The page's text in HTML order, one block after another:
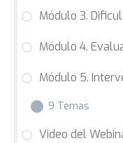
Módulo 3.
Módulo 4.
Módulo 5.
9 Temas
Video del